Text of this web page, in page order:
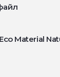
Material